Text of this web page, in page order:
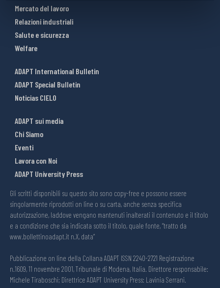
Mercato del lavoro
Relazioni industriali
Salute e sicurezza
Welfare
ADAPT International Bulletin
ADAPT Special Bulletin
Noticias CIELO
ADAPT sui media
Chi Siamo
Eventi
Lavora con Noi
ADAPT University Press
Gli scritti disponibili su questo sito sono copy-free e possono essere
singolarmente riprodotti on line o su carta, anche senza specifica
autorizzazione, laddove vengano mantenuti inalterati il contenuto e il titolo
e a condizione che sia indicata sotto il titolo, quale fonte, “tratto da
www.bollettinoadapt.it n.X, data“
Pubblicazione on line della Collana ADAPT ISSN 2240-2721 Registrazione
n.1609, 11 novembre 2001, Tribunale di Modena, Italia. Direttore responsabile:
Michele Tiraboschi; Direttrice ADAPT University Press: Lavinia Serrani.